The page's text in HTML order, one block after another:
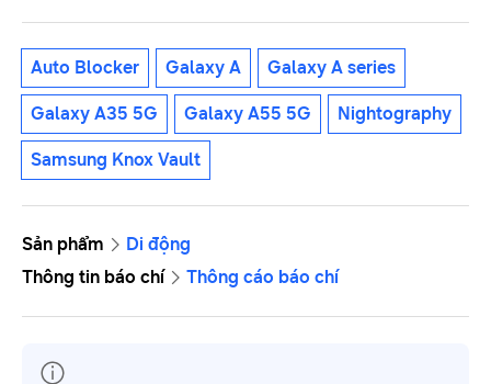
Auto Blocker Galaxy A Galaxy A series
Galaxy A35 5G Galaxy A55 5G Nightography
Samsung Knox Vault
Sản phẩm
Di động
Thông tin báo chí
Thông cáo báo chí